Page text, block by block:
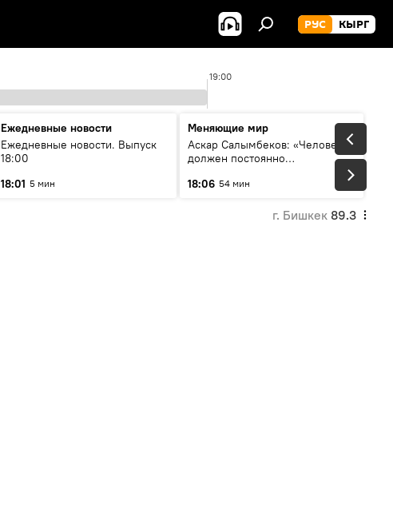
РУС КЫРГ
19:00
Ежедневные новости
Ежедневные новости. Выпуск
18:00
18:01 5 мин
Меняющие мир
Аскар Салымбеков: «Человек
должен постоянно
18:06 54 мин
г. Бишкек 89.3